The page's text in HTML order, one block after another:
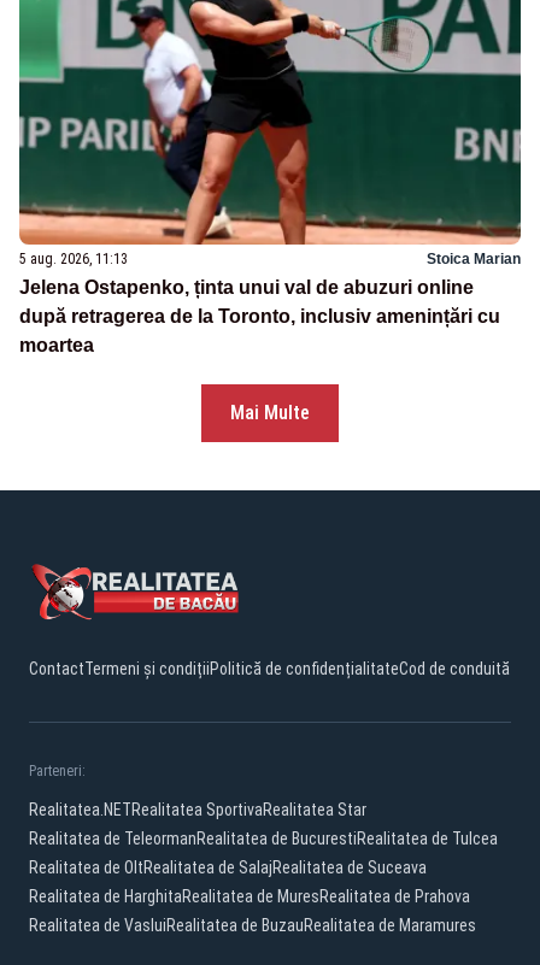
5 aug. 2026, 11:13 Stoica Marian
Jelena Ostapenko, ținta unui val de abuzuri online
după retragerea de la Toronto, inclusiv amenințări cu
moartea
Mai Multe
ContactTermeni și condițiiPolitică de confidențialitateCod de conduită
Parteneri:
Realitatea.NETRealitatea SportivaRealitatea Star
Realitatea de TeleormanRealitatea de BucurestiRealitatea de Tulcea
Realitatea de OltRealitatea de SalajRealitatea de Suceava
Realitatea de HarghitaRealitatea de MuresRealitatea de Prahova
Realitatea de VasluiRealitatea de BuzauRealitatea de Maramures